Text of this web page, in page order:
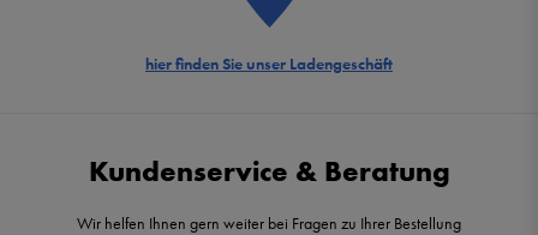
hier finden Sie unser Ladengeschäft
Kundenservice & Beratung
Wir helfen Ihnen gern weiter bei Fragen zu Ihrer Bestellung